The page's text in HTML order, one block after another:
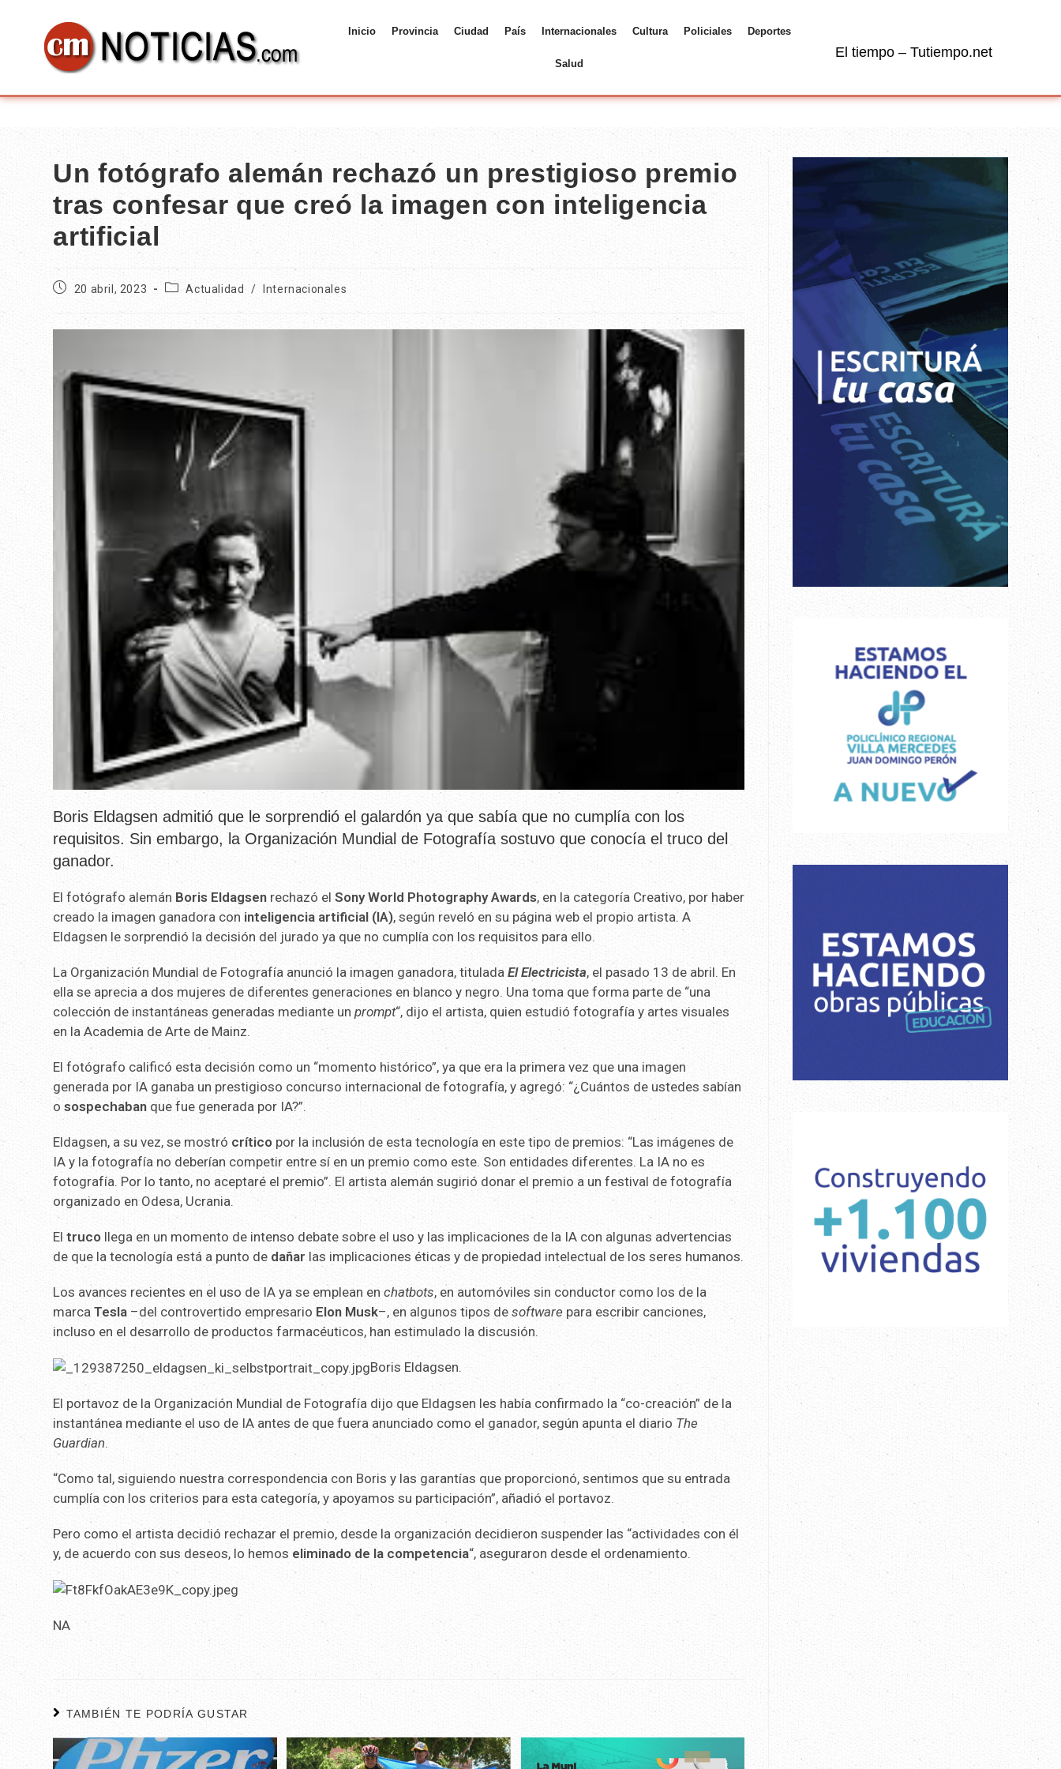
Inicio Provincia Ciudad País Internacionales Cultura Policiales Deportes
Salud
El tiempo – Tutiempo.net
Un fotógrafo alemán rechazó un prestigioso premio
tras confesar que creó la imagen con inteligencia
artificial
20 abril, 2023 Actualidad / Internacionales
Boris Eldagsen admitió que le sorprendió el galardón ya que sabía que no cumplía con los
requisitos. Sin embargo, la Organización Mundial de Fotografía sostuvo que conocía el truco del
ganador.
El fotógrafo alemán Boris Eldagsen rechazó elSony World Photography Awards, en la categoría Creativo, por haber
creado la imagen ganadora con inteligencia artificial (IA), según reveló en su página web el propio artista. A
Eldagsen le sorprendió la decisión del jurado ya que no cumplía con los requisitos para ello.
La Organización Mundial de Fotografía anunció la imagen ganadora, tituladaEl Electricista, el pasado 13 de abril. En
ella se aprecia a dos mujeres de diferentes generaciones en blanco y negro. Una toma que forma parte de “una
colección de instantáneas generadas mediante unprompt“, dijo el artista, quien estudió fotografía y artes visuales
en la Academia de Arte de Mainz.
El fotógrafo calificó esta decisión como un “momento histórico”, ya que era la primera vez que una imagen
generada por IA ganaba un prestigioso concurso internacional de fotografía, y agregó: “¿Cuántos de ustedes sabían
osospechaban que fue generada por IA?”.
Eldagsen, a su vez, se mostró crítico por la inclusión de esta tecnología en este tipo de premios: “Las imágenes de
IA y la fotografía no deberían competir entre sí en un premio como este. Son entidades diferentes. La IA no es
fotografía. Por lo tanto, no aceptaré el premio”. El artista alemán sugirió donar el premio a un festival de fotografía
organizado en Odesa, Ucrania.
Eltruco llega en un momento de intenso debate sobre el uso y las implicaciones de la IA con algunas advertencias
de que la tecnología está a punto de dañarlas implicaciones éticas y de propiedad intelectual de los seres humanos.
Los avances recientes en el uso de IA ya se emplean enchatbots, en automóviles sin conductor como los de la
marcaTesla –del controvertido empresario Elon Musk–, en algunos tipos desoftware para escribir canciones,
incluso en el desarrollo de productos farmacéuticos, han estimulado la discusión.
Boris Eldagsen.
El portavoz de la Organización Mundial de Fotografía dijo que Eldagsen les había confirmado la “co-creación” de la
instantánea mediante el uso de IA antes de que fuera anunciado como el ganador, según apunta el diario The
Guardian.
“Como tal, siguiendo nuestra correspondencia con Boris y las garantías que proporcionó, sentimos que su entrada
cumplía con los criterios para esta categoría, y apoyamos su participación”, añadió el portavoz.
Pero como el artista decidió rechazar el premio, desde la organización decidieron suspender las “actividades con él
y, de acuerdo con sus deseos, lo hemos eliminado de la competencia“, aseguraron desde el ordenamiento.
NA
TAMBIÉN TE PODRÍA GUSTAR